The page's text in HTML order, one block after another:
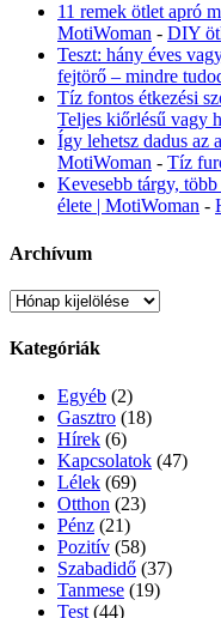
11 remek ötlet apró
MotiWoman - DIY
Teszt: hány éves
fejtörő – mindre
Tíz fontos étkezési
Teljes kiőrlésű vagy
Így lehetsz dadus az
MotiWoman - Tíz
Kevesebb tárgy,
élete | MotiWoman -
Archívum
Archívum
Kategóriák
Egyéb (2)
Gasztro (18)
Hírek (6)
Kapcsolatok (47)
Lélek (69)
Otthon (23)
Pénz (21)
Pozitív (58)
Szabadidő (37)
Tanmese (19)
Test (44)